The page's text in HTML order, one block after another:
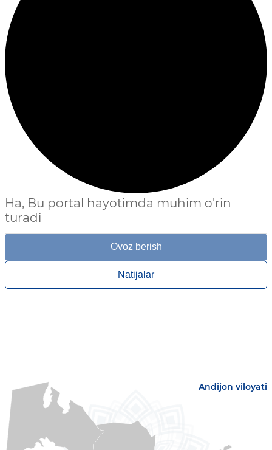
Ha, Bu portal hayotimda muhim o'rin
turadi
Ovoz berish
Natijalar
Andijon viloyati